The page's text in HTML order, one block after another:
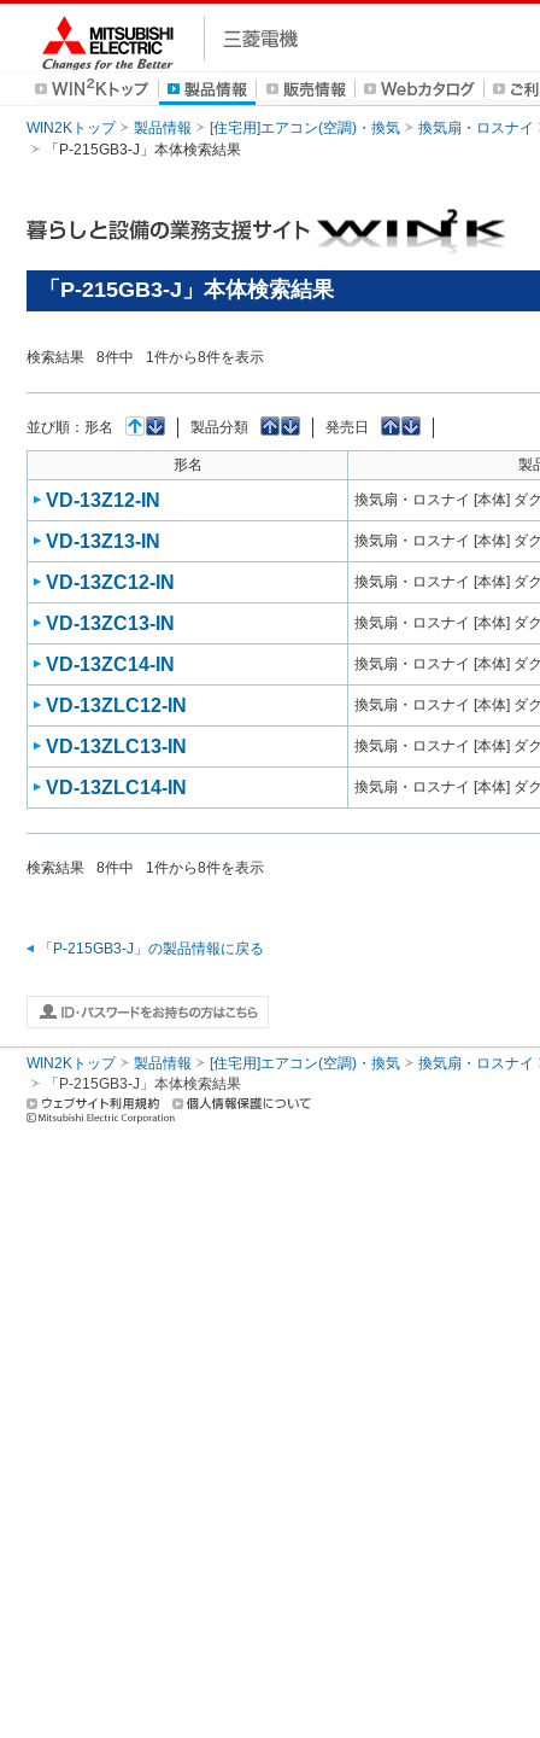
WIN2Kトップ 製品情報 [住宅用]エアコン(空調)・換気
換気扇・ロスナイ
「P-215GB3-J」本体検索結果
「P-215GB3-J」本体検索結果
検索結果 8件中 1件から8件を表示
並び順： 形名 製品分類 発売日
形名 製
VD-13Z12-IN 換気扇・ロスナイ [本体] ダ
VD-13Z13-IN 換気扇・ロスナイ [本体] ダ
VD-13ZC12-IN 換気扇・ロスナイ [本体] ダ
VD-13ZC13-IN 換気扇・ロスナイ [本体] ダ
VD-13ZC14-IN 換気扇・ロスナイ [本体] ダ
VD-13ZLC12-IN 換気扇・ロスナイ [本体] ダ
VD-13ZLC13-IN 換気扇・ロスナイ [本体] ダ
VD-13ZLC14-IN 換気扇・ロスナイ [本体] ダ
検索結果 8件中 1件から8件を表示
「P-215GB3-J」の製品情報に戻る
WIN2Kトップ 製品情報 [住宅用]エアコン(空調)・換気
換気扇・ロスナイ
「P-215GB3-J」本体検索結果